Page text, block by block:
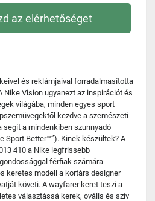
az elérhetőséget
és reklámjaival forradalmasította
Nike Vision ugyanezt az inspirációt és
világába, minden egyes sport
kezdve a szemészeti
segít a mindenkiben szunnyadó
Sport Better™”). Kinek készültek? A
410 a Nike legfrissebb
férfiak számára
keretes modell a kortárs designer
követi. A wayfarer keret teszi a
választássá kerek, ovális és szív